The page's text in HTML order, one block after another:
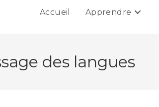
Accueil Apprendre
des langues